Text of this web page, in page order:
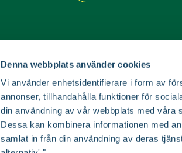
Denna webbplats använder cookies
Vi använder enhetsidentifierare i form av
annonser, tillhandahålla funktioner för
din användning av vår webbplats med våra
Dessa kan kombinera informationen med
samlat in från din användning av deras
©